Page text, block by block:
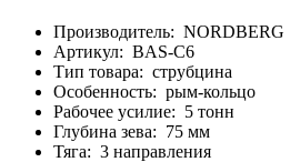
Производитель: NORDBERG
Артикул: BAS-C6
Тип товара: струбцина
Особенность: рым-кольцо
Рабочее усилие: 5 тонн
Глубина зева: 75 мм
Тяга: 3 направления